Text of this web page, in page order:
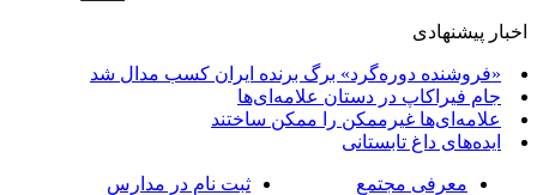
پیشنهادی
«فروشنده دوره‌گرد» برگ برنده ایران کسب مدال شد
جام فیراکاپ در دستان علامه‌ای‌ها
علامه‌ای‌ها غیرممکن را ممکن ساختند
ایده‌های داغ تابستانی
معرفی مجتمع
ثبت نام در مدارس